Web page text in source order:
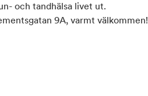
och tandhälsa livet ut.
9A, varmt välkommen!